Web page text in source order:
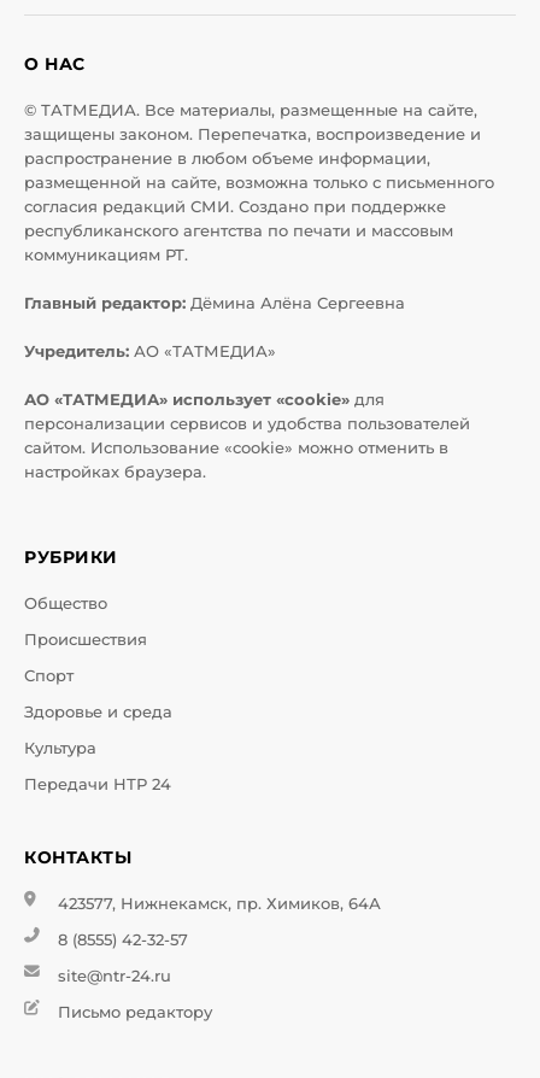
О НАС
© ТАТМЕДИА. Все материалы, размещенные на сайте,
защищены законом. Перепечатка, воспроизведение и
распространение в любом объеме информации,
размещенной на сайте, возможна только с письменного
согласия редакций СМИ. Создано при поддержке
республиканского агентства по печати и массовым
коммуникациям РТ.
Главный редактор: Дёмина Алёна Сергеевна
Учредитель: АО «ТАТМЕДИА»
АО «ТАТМЕДИА» использует «cookie» для
персонализации сервисов и удобства пользователей
сайтом. Использование «cookie» можно отменить в
настройках браузера.
РУБРИКИ
Общество
Происшествия
Спорт
Здоровье и среда
Культура
Передачи НТР 24
КОНТАКТЫ
423577, Нижнекамск, пр. Химиков, 64А
8 (8555) 42-32-57
site@ntr-24.ru
Письмо редактору